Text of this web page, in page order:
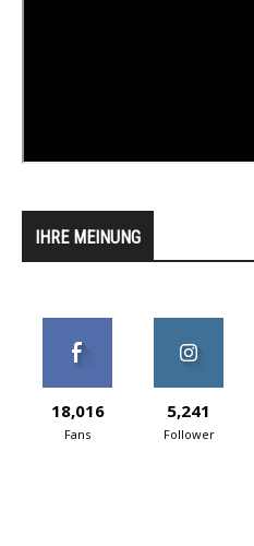
IHRE MEINUNG
18,016
Fans
5,241
Follower